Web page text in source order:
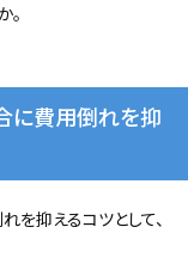
。
に費用倒れを抑
抑えるコツとして、